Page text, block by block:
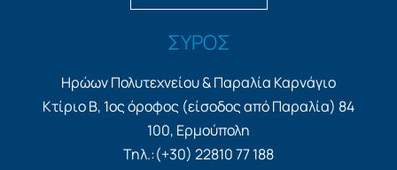
ΣΥΡΟΣ
Ηρώων Πολυτεχνείου & Παραλία Καρνάγιο
Κτίριο Β, 1ος όροφος (είσοδος από Παραλία) 84
100, Ερμούπολη
Τηλ.:(+30) 22810 77 188